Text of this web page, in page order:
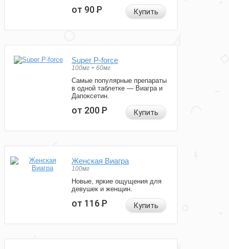
от 90Р Купить
Super P-force
100мг + 60мг
Самые популярные препараты
в одной таблетке — Виагра и
Дапоксетин.
от 200Р Купить
Женская Виагра
100мг
Новые, яркие ощущения для
девушек и женщин.
от 116Р Купить